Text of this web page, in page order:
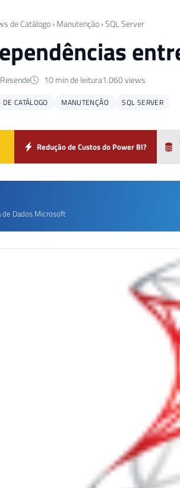
de Catálogo › Manutenção ›SQL Server
10 min de leitura1.060 views
CATÁLOGO MANUTENÇÃO SQL SERVER
Redução de Custos do Power BI?
de Dados Microsoft